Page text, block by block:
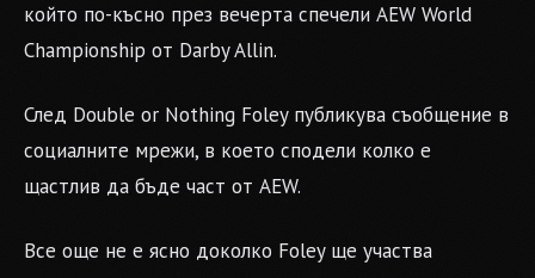
който по-късно през вечерта спечели AEW World
Championship от Darby Allin.
След Double or Nothing Foley публикува съобщение в
социалните мрежи, в което сподели колко е
щастлив да бъде част от AEW.
Все още не е ясно доколко Foley ще участва